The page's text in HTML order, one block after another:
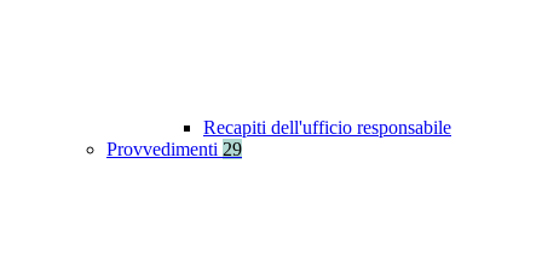
Recapiti dell'ufficio responsabile
Provvedimenti 29